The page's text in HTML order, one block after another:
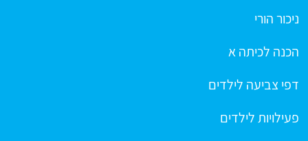
ניכור הורי
הכנה לכיתה א
דפי צביעה לילדים
פעילויות לילדים